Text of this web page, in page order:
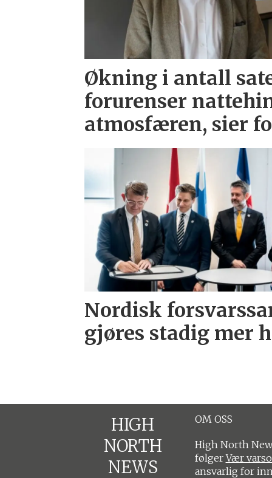
Økning i antall
forurenser
atmosfæren, sier
Nordisk
gjøres stadig mer
HIGH
NORTH
NEWS
OM OSS
High North
følgerVær
ansvarlig for